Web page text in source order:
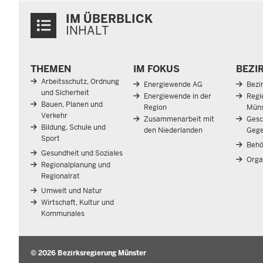
Inhalte
IM ÜBERBLICK
INHALT
in
der
Fußzeile
THEMEN
Arbeitsschutz, Ordnung
und Sicherheit
Bauen, Planen und
Verkehr
Bildung, Schule und
Sport
Gesundheit und Soziales
Regionalplanung und
Regionalrat
Umwelt und Natur
Wirtschaft, Kultur und
Kommunales
IM FOKUS
Energiewende AG
Energiewende in der
Region
Zusammenarbeit mit
den Niederlanden
© 2026 Bezirksregierung Münster